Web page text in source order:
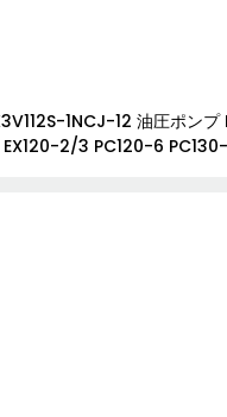
1NCJ-12 油圧ポンプ
EX120-2/3 PC120-6